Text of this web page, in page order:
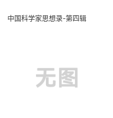
中国科学家思想录-第四辑